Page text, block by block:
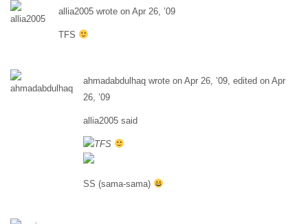
allia2005 wrote on Apr 26, ’09
TFS
ahmadabdulhaq wrote on Apr 26, ’09, edited on Apr
26, ’09
allia2005 said
TFS
SS (sama-sama)